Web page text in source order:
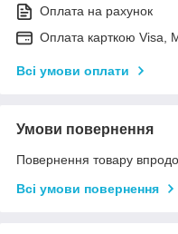
Оплата на рахунок
Оплата карткою Visa,
Всі умови оплати
Умови повернення
Повернення товару
Всі умови повернення